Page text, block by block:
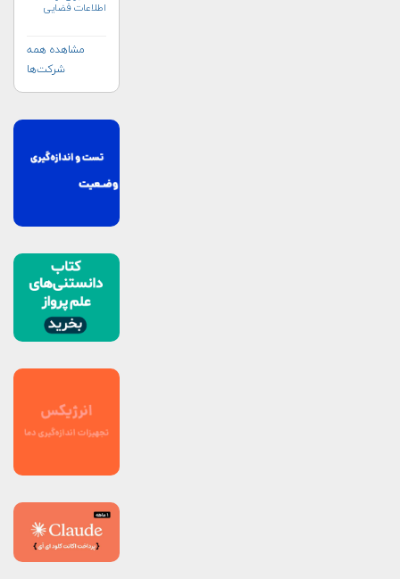
اطلاعات فضایی
اضطراری (UN-
مشاهده همه
شرکت‌ها